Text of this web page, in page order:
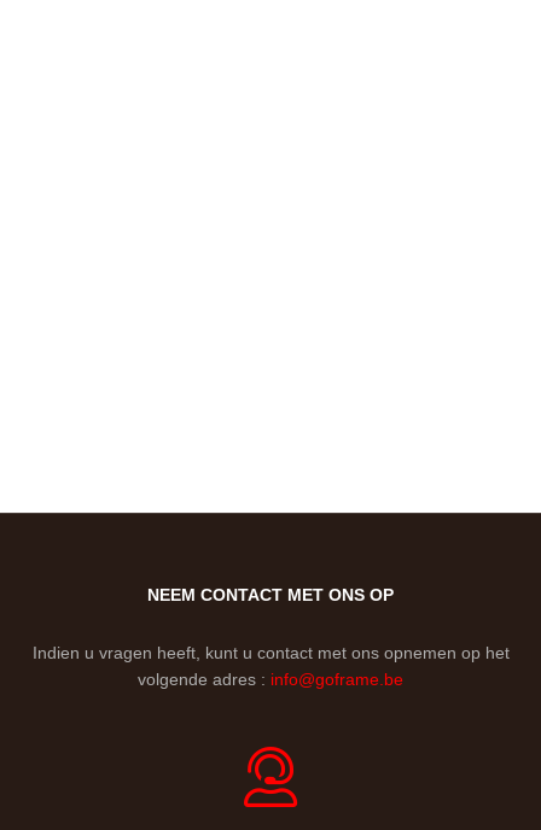
NEEM CONTACT MET ONS OP
Indien u vragen heeft, kunt u contact met ons opnemen op het
volgende adres : info@goframe.be